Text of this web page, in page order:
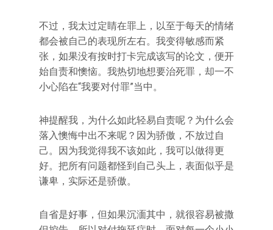
不过，我太过定睛在罪上，以至于每天的情绪
都会被自己的表现所左右。我变得敏感而紧
张，如果没有按时打卡完成该写的论文，便开
始自责和懊恼。我热切地想要治死罪，却一不
小心陷在“我要对付罪”当中。
神提醒我，为什么如此轻易自责呢？为什么会
落入懊悔中出不来呢？因为骄傲，不放过自
己。因为我觉得我不该如此，我可以做得更
好。把所有问题都怪到自己头上，表面似乎是
谦卑，实际还是骄傲。
自省是好事，但如果沉湎其中，就很容易被撒